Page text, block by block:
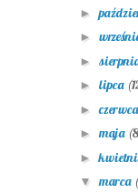
►
►
►
► lipca
►czerwca
►maja
►
▼marca